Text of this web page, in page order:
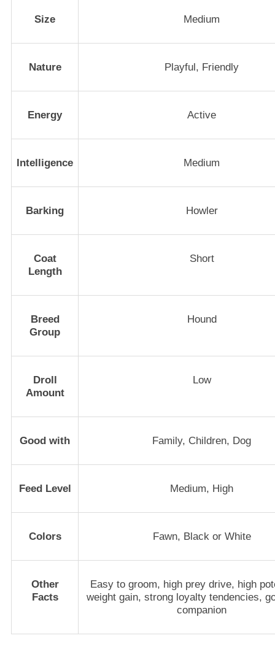
Size Medium
Nature Playful, Friendly
Energy Active
Intelligence Medium
Barking Howler
Coat
Length
Short
Breed
Group
Hound
Droll
Amount
Low
Good with Family, Children, Dog
Feed Level Medium, High
Colors Fawn, Black or White
Other
Facts
Easy to groom, high prey drive, high
weight gain, strong loyalty tendencies,
companion